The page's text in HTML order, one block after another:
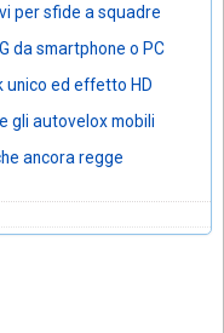
per sfide a squadre
da smartphone o PC
unico ed effetto HD
gli autovelox mobili
ancora regge